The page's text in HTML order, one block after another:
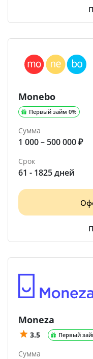
Monebo
Первый займ 0%
Сумма
1 000 – 500 000 ₽
Срок
61 - 1825 дней
Moneza
3.5 Первый
Сумма